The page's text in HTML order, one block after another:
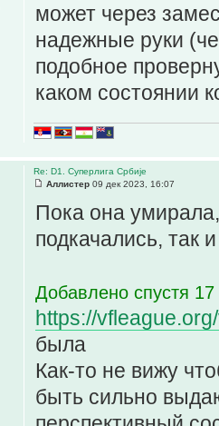
может через
надежные руки
подобное
каком состоянии
Re: D1. Суперлига Србије
Аллистер 09 дек 2023, 16:07
Пока она
подкачались, так
Добавлено спустя
https://
была
Как-то не вижу
быть сильно